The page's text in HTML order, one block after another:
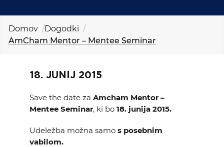
O NAS
KOLEDAR DOGODKOV
NOVICE
KONTAKT
GALERIJA
Domov
Dogodki
AmCham Mentor – Mentee Seminar
18. JUNIJ 2015
Save the date za Amcham Mentor –
Mentee Seminar, ki bo 18. junija 2015.
Udeležba možna samo s posebnim
vabilom.